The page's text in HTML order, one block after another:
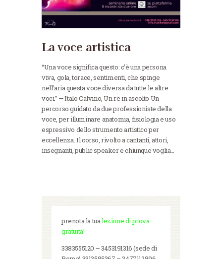
La voce artistica
“Una voce significa questo: c’è una persona
viva, gola, torace, sentimenti, che spinge
nell’aria questa voce diversa da tutte le altre
voci.” — Italo Calvino, Un re in ascolto Un
percorso guidato da due professioniste della
voce, per illuminare anatomia, fisiologia e uso
espressivo dello strumento artistico per
eccellenza. Il corso, rivolto a cantanti, attori,
insegnanti, public speaker e chiunque voglia…
prenota la tualezione di prova
gratuita!
3383555120 – 3453191316 (sede di